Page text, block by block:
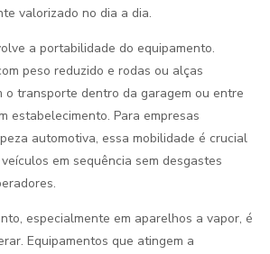
valorizado no dia a dia.
a portabilidade do equipamento.
peso reduzido e rodas ou alças
o transporte dentro da garagem ou entre
estabelecimento. Para empresas
automotiva, essa mobilidade é crucial
em sequência sem desgastes
especialmente em aparelhos a vapor, é
Equipamentos que atingem a